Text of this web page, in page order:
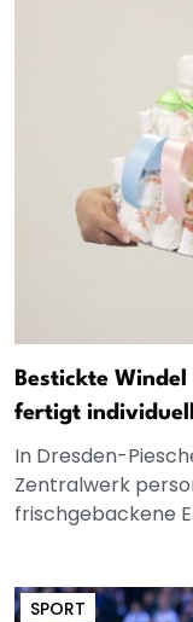
Bestickte
fertigt
In Dresden-
Zentralwerk
frischgebackene
SPORT